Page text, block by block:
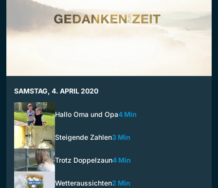
SAMSTAG, 4. APRIL 2020
Hallo Oma und Opa4 Min
Steigende Zahlen3 Min
Trotz Doppelzaun4 Min
Wetteraussichten2 Min